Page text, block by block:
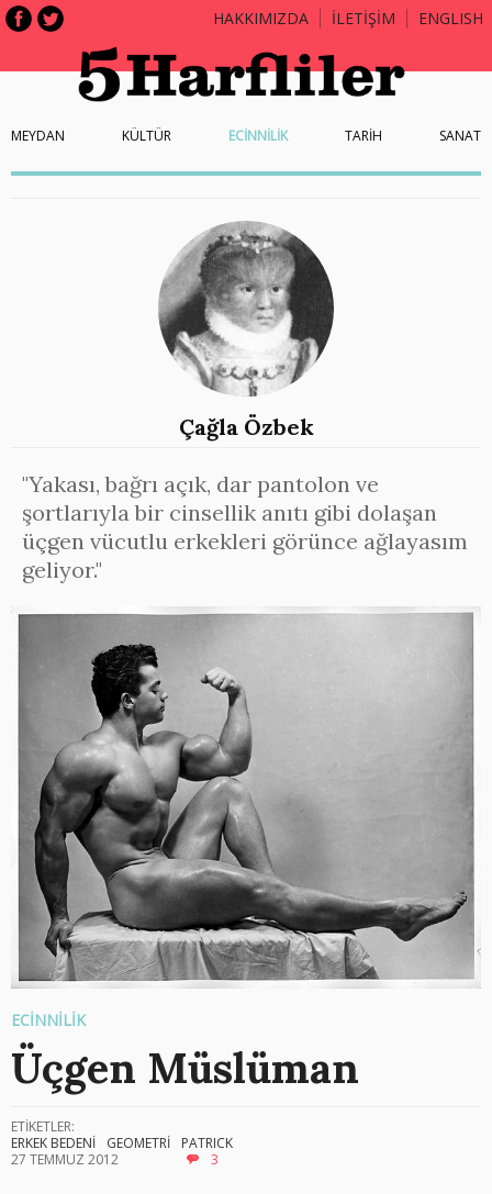
HAKKIMIZDA İLETİŞİM ENGLISH
MEYDAN KÜLTÜR ECİNNİLİK TARİH SANAT
Çağla Özbek
"Yakası, bağrı açık, dar pantolon ve
şortlarıyla bir cinsellik anıtı gibi dolaşan
üçgen vücutlu erkekleri görünce ağlayasım
geliyor."
ECİNNİLİK
Üçgen Müslüman
ETİKETLER:
ERKEK BEDENİ
GEOMETRİ
PATRICK
27 TEMMUZ 2012
3